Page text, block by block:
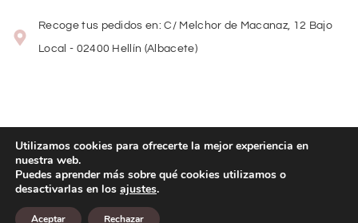
Recoge tus pedidos en: C/ Melchor de Macanaz, 12 Bajo
Local - 02400 Hellín (Albacete)
Copyright© 2026Lolitas Moda
Diseño web:
Utilizamos cookies para ofrecerte la mejor experiencia en
nuestra web.
Puedes aprender más sobre qué cookies utilizamos o
desactivarlas en los ajustes.
Aceptar Rechazar